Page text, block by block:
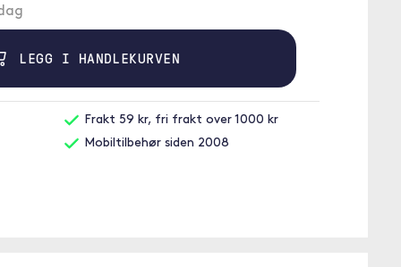
LEGG I HANDLEKURVEN
Frakt 59 kr, fri frakt over 1000 kr
Mobiltilbehør siden 2008